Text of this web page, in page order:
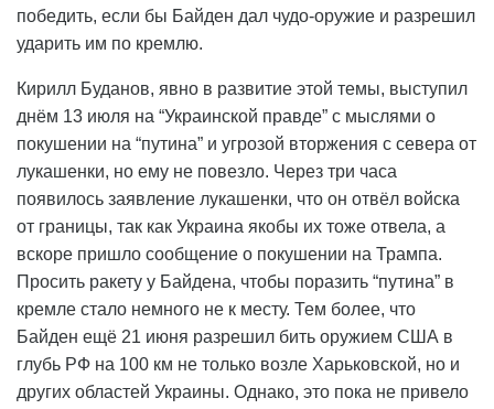
победить, если бы Байден дал чудо-оружие и разрешил
ударить им по кремлю.
Кирилл Буданов, явно в развитие этой темы, выступил
днём 13 июля на “Украинской правде” с мыслями о
покушении на “путина” и угрозой вторжения с севера от
лукашенки, но ему не повезло. Через три часа
появилось заявление лукашенки, что он отвёл войска
от границы, так как Украина якобы их тоже отвела, а
вскоре пришло сообщение о покушении на Трампа.
Просить ракету у Байдена, чтобы поразить “путина” в
кремле стало немного не к месту. Тем более, что
Байден ещё 21 июня разрешил бить оружием США в
глубь РФ на 100 км не только возле Харьковской, но и
других областей Украины. Однако, это пока не привело